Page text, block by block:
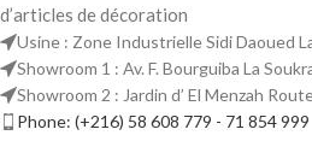
d’articles de décoration
Usine : Zone Industrielle Sidi Daoued
Showroom 1 : Av. F. Bourguiba La
Showroom 2 : Jardin d’ El Menzah
Phone: (+216) 58 608 779 - 71 854 999